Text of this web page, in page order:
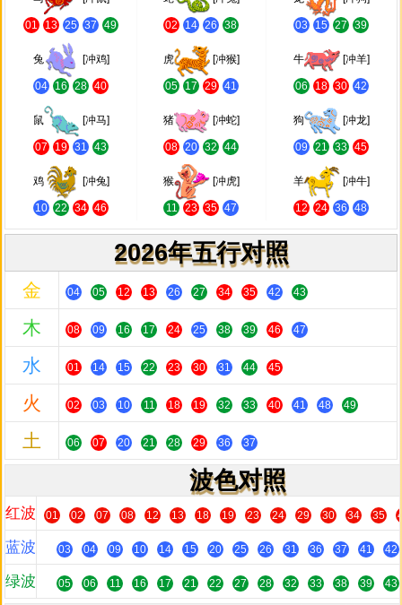
01 13 25 37 49 02 14 26 38 03 15 27 39
兔 [冲鸡]
04 16 28 40
虎 [冲猴]
05 17 29 41
牛 [冲羊]
06 18 30 42
鼠 [冲马]
07 19 31 43
猪 [冲蛇]
08 20 32 44
狗 [冲龙]
09 21 33 45
鸡 [冲兔]
10 22 34 46
猴 [冲虎]
11 23 35 47
羊 [冲牛]
12 24 36 48
2026年五行对照
金 04 05 12 13 26 27 34 35 42 43
木 08 09 16 17 24 25 38 39 46 47
水 01 14 15 22 23 30 31 44 45
火 02 03 10 11 18 19 32 33 40 41 48 49
土 06 07 20 21 28 29 36 37
波色对照
红波 01 02 07 08 12 13 18 19 23 24 29 30 34 35
蓝波 03 04 09 10 14 15 20 25 26 31 36 37 41 42
绿波 05 06 11 16 17 21 22 27 28 32 33 38 39 43